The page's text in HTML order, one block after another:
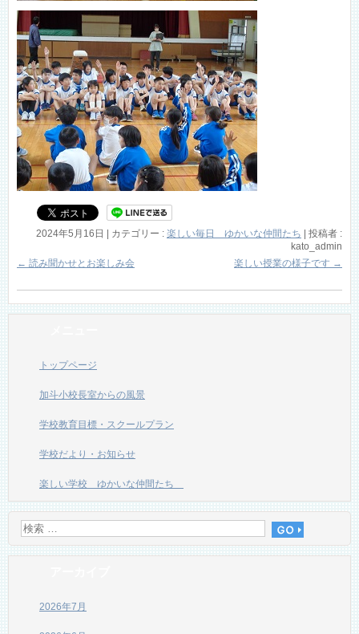
2024年5月16日 | カテゴリー : 楽しい毎日 ゆかいな仲間たち | 投稿者 :
kato_admin
← 読み聞かせとお楽しみ会 楽しい授業の様子です →
トップページ
加斗小校長室からの風景
学校教育目標・スクールプラン
学校だより・お知らせ
楽しい学校 ゆかいな仲間たち
2026年7月